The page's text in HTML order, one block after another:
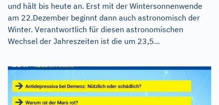
und hält bis heute an. Erst mit der Wintersonnenwende
am 22.Dezember beginnt dann auch astronomisch der
Winter. Verantwortlich für diesen astronomischen
Wechsel der Jahreszeiten ist die um 23,5...